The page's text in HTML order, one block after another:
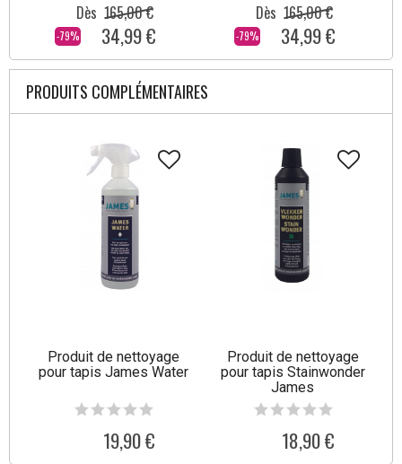
-79%
Dès 165,00 €
34,99 € -79%
Dès 165,00 €
34,99 €
PRODUITS COMPLÉMENTAIRES
Produit de nettoyage
pour tapis James Water
19,90 €
Produit de nettoyage
pour tapis Stainwonder
James
18,90 €